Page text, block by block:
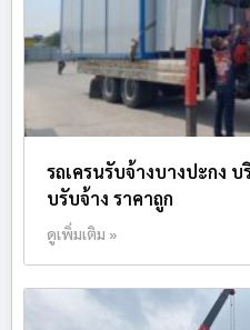
รถเครนรับจ้างบางปะกง บ
บรับจ้าง ราคาถูก
ดูเพิ่มเติม »